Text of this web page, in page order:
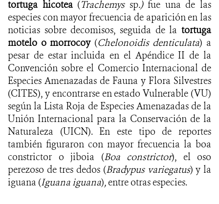
tortuga hicotea(Trachemys sp.)fue una de las
especies con mayor frecuencia de aparición en las
noticias sobre decomisos, seguida de la tortuga
motelo o morrocoy(Chelonoidis denticulata) a
pesar de estar incluida en el Apéndice II de la
Convención sobre el Comercio Internacional de
Especies Amenazadas de Fauna y Flora Silvestres
(CITES), y encontrarse en estado Vulnerable (VU)
según la Lista Roja de Especies Amenazadas de la
Unión Internacional para la Conservación de la
Naturaleza (UICN). En este tipo de reportes
también figuraron con mayor frecuencia la boa
constrictor o jiboia (Boa constrictor), el oso
perezoso de tres dedos (Bradypus variegatus) y la
iguana (Iguana iguana), entre otras especies.